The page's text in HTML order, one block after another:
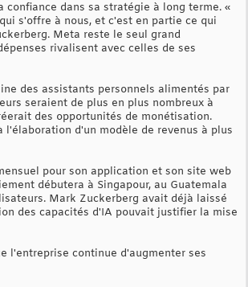
dans sa stratégie à long terme. «
s'offre à nous, et c'est en partie ce qui
Meta reste le seul grand
rivalisent avec celles de ses
des assistants personnels alimentés par
seraient de plus en plus nombreux à
des opportunités de monétisation.
d'un modèle de revenus à plus
pour son application et son site web
débutera à Singapour, au Guatemala
Mark Zuckerberg avait déjà laissé
des capacités d'IA pouvait justifier la mise
l'entreprise continue d'augmenter ses